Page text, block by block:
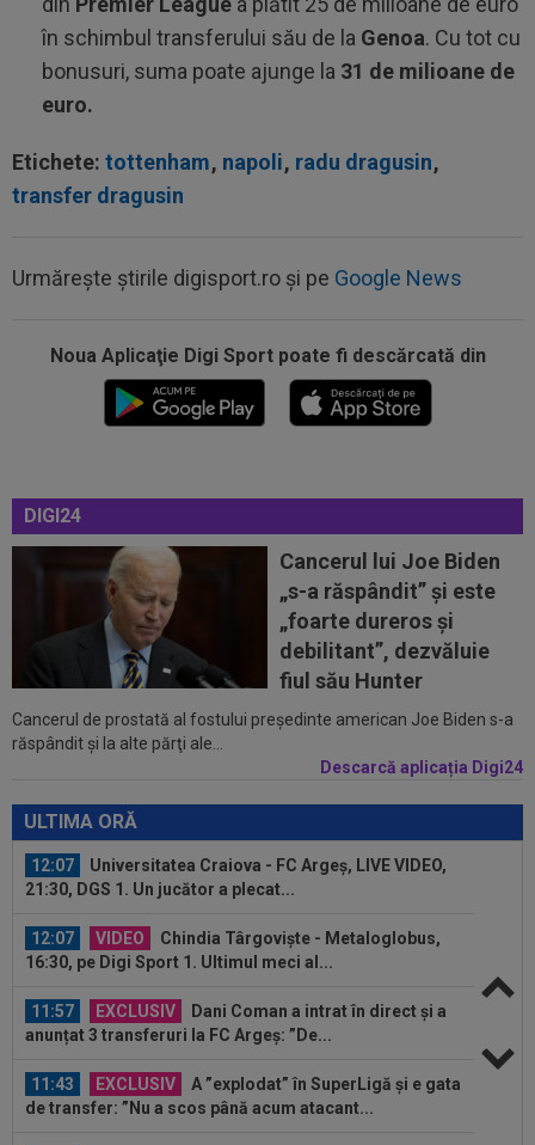
în schimbul transferului său de la Genoa. Cu tot cu
bonusuri, suma poate ajunge la 31 de milioane de
euro.
Etichete: tottenham, napoli, radu dragusin,
transfer dragusin
Urmărește știrile digisport.ro și pe Google News
Noua Aplicaţie Digi Sport poate fi descărcată din
DIGI24
Cancerul lui Joe Biden
„s-a răspândit” şi este
„foarte dureros și
debilitant”, dezvăluie
fiul său Hunter
Cancerul de prostată al fostului preşedinte american Joe Biden s-a
răspândit şi la alte părţi ale...
Descarcă aplicația Digi24
ULTIMA ORĂ
12:07 VIDEO
Chindia Târgoviște - Metaloglobus,
16:30, pe Digi Sport 1. Ultimul meci al...
EXCLUSIV
Dani Coman a intrat în direct și a
11:43 EXCLUSIV
A ”explodat” în SuperLigă și e gata
de transfer: ”Nu a scos până acum atacant...
AUR pentru România la Campionatele
Mondiale U19!
FOTO
Lionel Messi a ajuns în Argentina,
după moartea tatălui său
12:20 FOTO
Cristiano Ronaldo nu s-a putut abține,
după ce sute de oameni au apărut la...
DGS 2. Benfica - Academico Viseu, 22:30...
12:07
Universitatea Craiova - FC Argeș, LIVE VIDEO,
21:30, DGS 1. Un jucător a plecat...
12:07 VIDEO
Chindia Târgoviște - Metaloglobus,
16:30, pe Digi Sport 1. Ultimul meci al...
11:57 EXCLUSIV
Dani Coman a intrat în direct și a
anunțat 3 transferuri la FC Argeș: ”De...
11:43 EXCLUSIV
A ”explodat” în SuperLigă și e gata
de transfer: ”Nu a scos până acum atacant...